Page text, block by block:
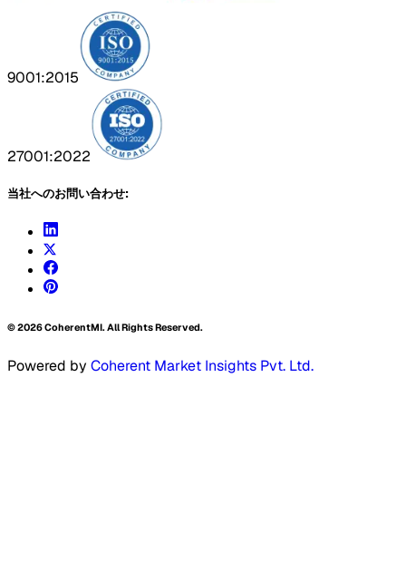
9001:2015
27001:2022
当社へのお問い合わせ:
©2026CoherentMI. All Rights Reserved.
Powered by Coherent Market Insights Pvt. Ltd.